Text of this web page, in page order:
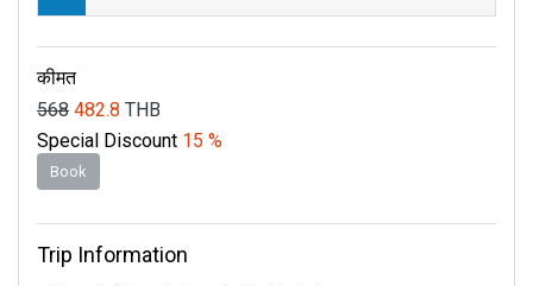
कीमत
568 482.8 THB
Special Discount 15 %
Book
Trip Information